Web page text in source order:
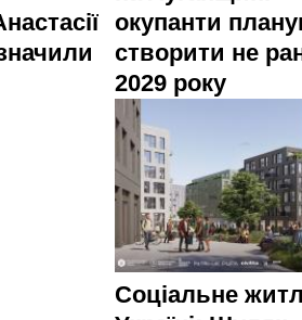
окупанти
створити не
2029 року
Соціальне